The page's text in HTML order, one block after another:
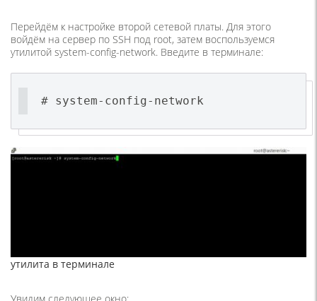
Перейдём к настройке второй сетевой платы. Для этого
войдём на сервер по SSH под root, затем воспользуемся
утилитой system-config-network. Введите в терминале:
# system-config-network
утилита в терминале